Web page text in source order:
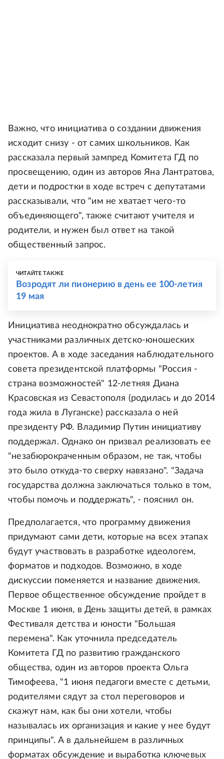
Важно, что инициатива о создании движения
исходит снизу - от самих школьников. Как
рассказала первый зампред Комитета ГД по
просвещению, один из авторов Яна Лантратова,
дети и подростки в ходе встреч с депутатами
рассказывали, что "им не хватает чего-то
объединяющего", также считают учителя и
родители, и нужен был ответ на такой
общественный запрос.
ЧИТАЙТЕ ТАКЖЕ
Возродят ли пионерию в день ее 100-летия
19 мая
Инициатива неоднократно обсуждалась и
участниками различных детско-юношеских
проектов. А в ходе заседания наблюдательного
совета президентской платформы "Россия -
страна возможностей" 12-летняя Диана
Красовская из Севастополя (родилась и до 2014
года жила в Луганске) рассказала о ней
президенту РФ. Владимир Путин инициативу
поддержал. Однако он призвал реализовать ее
"незабюрокраченным образом, не так, чтобы
это было откуда-то сверху навязано". "Задача
государства должна заключаться только в том,
чтобы помочь и поддержать", - пояснил он.
Предполагается, что программу движения
придумают сами дети, которые на всех этапах
будут участвовать в разработке идеологем,
форматов и подходов. Возможно, в ходе
дискуссии поменяется и название движения.
Первое общественное обсуждение пройдет в
Москве 1 июня, в День защиты детей, в рамках
Фестиваля детства и юности "Большая
перемена". Как уточнила председатель
Комитета ГД по развитию гражданского
общества, один из авторов проекта Ольга
Тимофеева, "1 июня педагоги вместе с детьми,
родителями сядут за стол переговоров и
скажут нам, как бы они хотели, чтобы
называлась их организация и какие у нее будут
принципы". А в дальнейшем в различных
форматах обсуждение и выработка ключевых